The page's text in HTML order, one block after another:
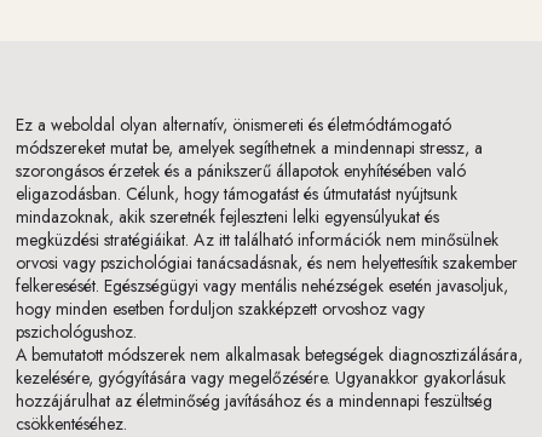
Ez a weboldal olyan alternatív, önismereti és életmódtámogató
módszereket mutat be, amelyek segíthetnek a mindennapi stressz, a
szorongásos érzetek és a pánikszerű állapotok enyhítésében való
eligazodásban. Célunk, hogy támogatást és útmutatást nyújtsunk
mindazoknak, akik szeretnék fejleszteni lelki egyensúlyukat és
megküzdési stratégiáikat. Az itt található információk nem minősülnek
orvosi vagy pszichológiai tanácsadásnak, és nem helyettesítik szakember
felkeresését. Egészségügyi vagy mentális nehézségek esetén javasoljuk,
hogy minden esetben forduljon szakképzett orvoshoz vagy
pszichológushoz.
A bemutatott módszerek nem alkalmasak betegségek diagnosztizálására,
kezelésére, gyógyítására vagy megelőzésére. Ugyanakkor gyakorlásuk
hozzájárulhat az életminőség javításához és a mindennapi feszültség
csökkentéséhez.